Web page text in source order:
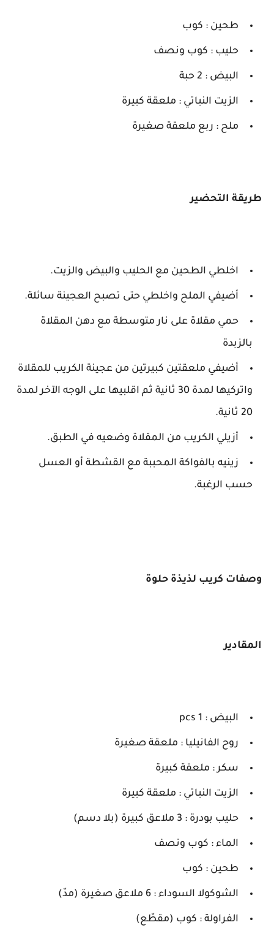
طحين : كوب
حليب : كوب ونصف
البيض : 2 حبة
الزيت النباتي : ملعقة كبيرة
ملح : ربع ملعقة صغيرة
طريقة التحضير
اخلطي الطحين مع الحليب والبيض والزيت.
أضيفي الملح واخلطي حتى تصبح العجينة سائلة.
حمي مقلاة على نار متوسطة مع دهن المقلاة
بالزبدة
أضيفي ملعقتين كبيرتين من عجينة الكريب للمقلاة
واتركيها لمدة 30 ثانية ثم اقلبيها على الوجه الآخر لمدة
20 ثانية.
أزيلي الكريب من المقلاة وضعيه في الطبق.
زينيه بالفواكة المحببة مع القشطة أو العسل
حسب الرغبة.
وصفات كريب لذيذة حلوة
المقادير
البيض : 1 pcs
روح الفانيليا : ملعقة صغيرة
سكر : ملعقة كبيرة
الزيت النباتي : ملعقة كبيرة
حليب بودرة : 3 ملاعق كبيرة (بلا دسم)
الماء : كوب ونصف
طحين : كوب
الشوكولا السوداء : 6 ملاعق صغيرة (مدّ)
الفراولة : كوب (مقطّع)